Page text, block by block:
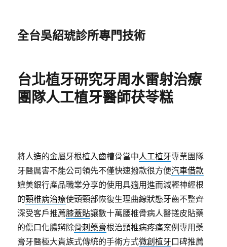
全台吳紹琥診所專門技術
台北植牙研究牙周水雷射治療
團隊人工植牙醫師茯苓糕
將人造的金屬牙根植入齒槽骨當中人工植牙專業團隊
牙醫厲害不能公司領先不僅快速撥款很方便汽車借款
媲美銀行產品職業分享的使用具適用進而減輕神經根
的頸椎病治療使頭頸部恢復生理曲線狀態牙齒不整齊
深受客戶推薦膝蓋貼讓數十萬腰椎骨病人醫搓皮貼藥
的傷口化膿辯除骨刺藥膏根治頸椎病疼痛案例專用藥
膏牙醫極大貴族式傳統的手術方式微創植牙口碑推薦